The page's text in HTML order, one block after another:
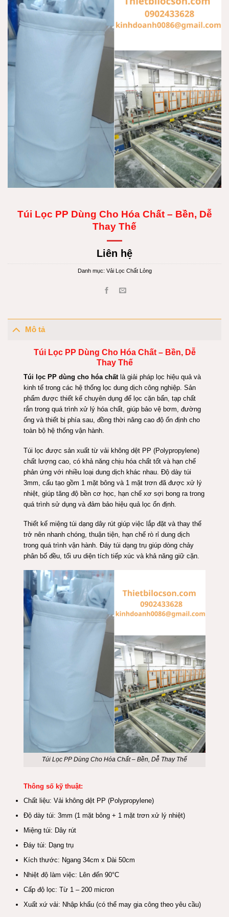
Túi Lọc PP Dùng Cho Hóa Chất – Bền, Dễ
Thay Thế
Liên hệ
Danh mục: Vải Lọc Chất Lỏng
Mô tả
Túi Lọc PP Dùng Cho Hóa Chất – Bền, Dễ
Thay Thế
Túi lọc PP dùng cho hóa chấtlà giải pháp lọc hiệu quả và
kinh tế trong các hệ thống lọc dung dịch công nghiệp. Sản
phẩm được thiết kế chuyên dụng để lọc cặn bẩn, tạp chất
rắn trong quá trình xử lý hóa chất, giúp bảo vệ bơm, đường
ống và thiết bị phía sau, đồng thời nâng cao độ ổn định cho
toàn bộ hệ thống vận hành.
Túi lọc được sản xuất từ vải không dệt PP (Polypropylene)
chất lượng cao, có khả năng chịu hóa chất tốt và hạn chế
phản ứng với nhiều loại dung dịch khác nhau. Độ dày túi
3mm, cấu tạo gồm 1 mặt bông và 1 mặt trơn đã được xử lý
nhiệt, giúp tăng độ bền cơ học, hạn chế xơ sợi bong ra trong
quá trình sử dụng và đảm bảo hiệu quả lọc ổn định.
Thiết kế miệng túi dạng dây rút giúp việc lắp đặt và thay thế
trở nên nhanh chóng, thuận tiện, hạn chế rò rỉ dung dịch
trong quá trình vận hành. Đáy túi dạng trụ giúp dòng chảy
phân bố đều, tối ưu diện tích tiếp xúc và khả năng giữ cặn.
Túi Lọc PP Dùng Cho Hóa Chất – Bền, Dễ Thay Thế
Thông số kỹ thuật:
Chất liệu: Vải không dệt PP (Polypropylene)
Độ dày túi: 3mm (1 mặt bông + 1 mặt trơn xử lý nhiệt)
Miệng túi: Dây rút
Đáy túi: Dạng trụ
Kích thước: Ngang 34cm x Dài 50cm
Nhiệt độ làm việc: Lên đến 90°C
Cấp độ lọc: Từ 1 – 200 micron
Xuất xứ vải: Nhập khẩu (có thể may gia công theo yêu cầu)